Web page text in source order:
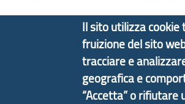
Copyright © 2017 Città
Tecnologie e Accessibilità
Il sito utilizza cookie
fruizione del sito
tracciare e
geografica e
“Accetta” o